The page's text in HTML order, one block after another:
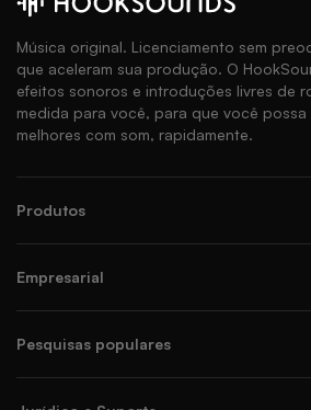
Música original. Licenciamento sem
que aceleram sua produção. O
efeitos sonoros e introduções livres de
medida para você, para que você
melhores com som, rapidamente.
Produtos
Empresarial
Pesquisas populares